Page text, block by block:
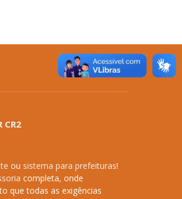
CR2
ou sistema para prefeituras!
completa, onde
que todas as exigências